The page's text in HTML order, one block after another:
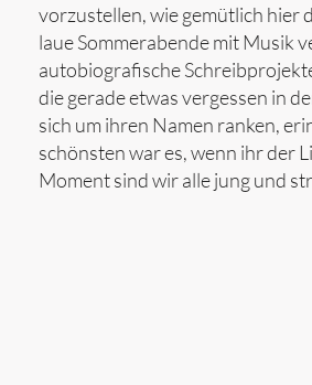
vorzustellen, wie gemütlich hier
laue Sommerabende mit Musik
autobiografische
die gerade etwas vergessen in
sich um ihren Namen ranken,
schönsten war es, wenn ihr der
Moment sind wir alle jung und